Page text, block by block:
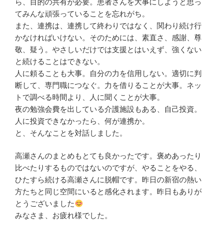
てみんな頑張っていることを忘れがち。
また、連携は、連携して終わりではなく、関わり続け行
かなければいけない。そのためには、素直さ、感謝、尊
敬、疑う。やさしいだけでは支援とはいえず、強くない
と続けることはできない。
人に頼ることも大事。自分の力を信用しない。適切に判
断して、専門職につなぐ。力を借りることが大事。ネッ
トで調べる時間より、人に聞くことが大事。
夜の勉強会費を出している介護施設もある、自己投資。
人に投資できなかったら、何が連携か。
と、そんなことを対話しました。
高瀬さんのまとめもとても良かったです。褒めあったり
比べたりするものではないのですが、やることをやる、
ひたすら続ける高瀬さんに脱帽です。昨日の新宿の熱い
方たちと同じ空間にいると感化されます。昨日もありが
とうございました
みなさま、お疲れ様でした。